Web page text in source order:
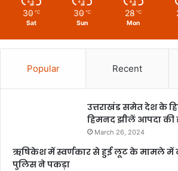
30 ℃
Sat
30 ℃
Sun
28 ℃
Mon
Popular Recent
उत्तराखंड समेत देश के
हिमनद झीलें आपदा की
March 26, 2024
ऋषिकेश में स्वर्णकार से हुई लूट के मामले में
पुलिस ने पकड़ा